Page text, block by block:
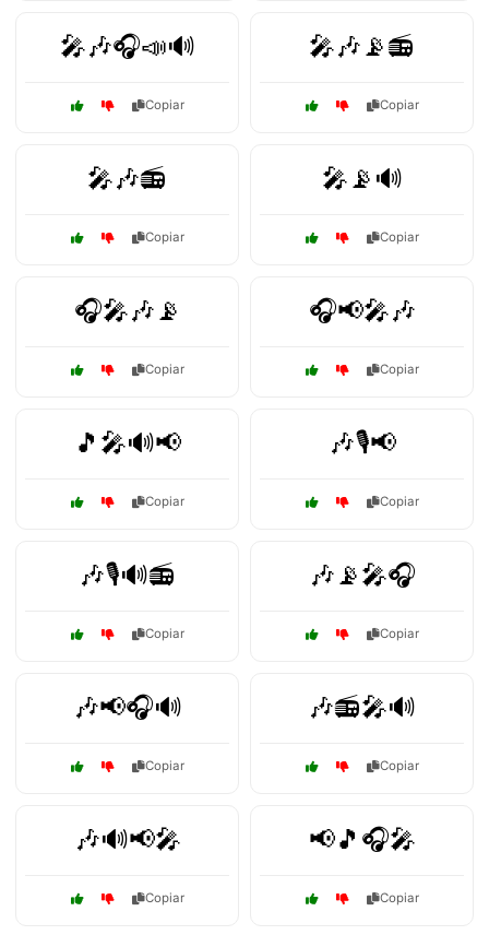
🎤🎶🎧📣🔊
Copiar
🎤🎶📡📻
Copiar
🎤🎶📻
Copiar
🎤📡🔊
Copiar
🎧🎤🎶📡
Copiar
🎧📢🎤🎶
Copiar
🎵🎤🔊📢
Copiar
🎶🎙️📢
Copiar
🎶🎙️🔊📻
Copiar
🎶📡🎤🎧
Copiar
🎶📢🎧🔊
Copiar
🎶📻🎤🔊
Copiar
🎶🔊📢🎤
Copiar
📢🎵🎧🎤
Copiar